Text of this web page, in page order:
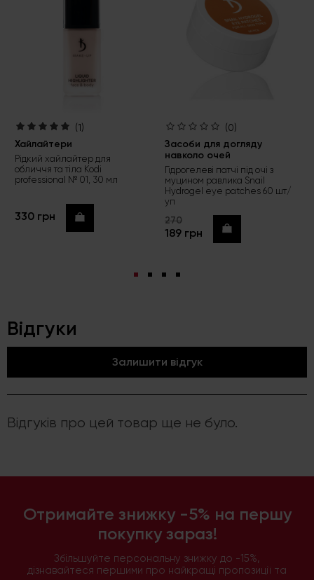
(1)
Хайлайтери
Рідкий хайлайтер для
обличчя та тіла Kodi
professional № 01, 30 мл
330 грн Купити
(0)
Засоби для догляду
навколо очей
Гідрогелеві патчі під очі з
муцином равлика Snail
Hydrogel eye patches 60 шт/
уп
270
189 грн Купити
Відгуки
Залишити відгук
Відгуків про цей товар ще не було.
Отримайте знижку -5% на першу
покупку зараз!
Збільшуйте персональну знижку до -15%,
дізнавайтеся першими про найкращі пропозиції та